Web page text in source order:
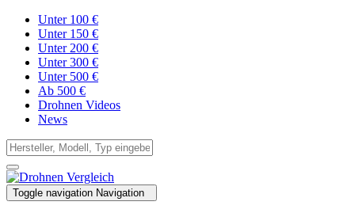
Unter 100 €
Unter 150 €
Unter 200 €
Unter 300 €
Unter 500 €
Ab 500 €
Drohnen Videos
News
Toggle navigation Navigation